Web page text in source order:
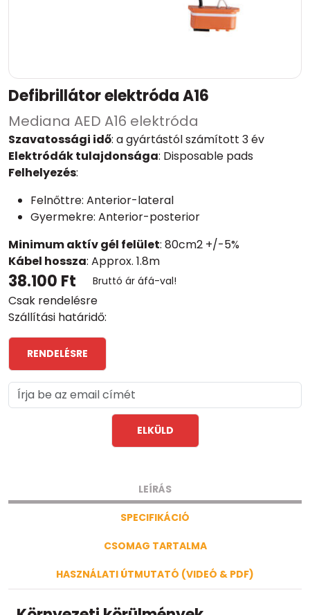
Defibrillátor elektróda A16
Mediana AED A16 elektróda
Szavatossági idő: a gyártástól számított 3 év
Elektródák tulajdonsága: Disposable pads
Felhelyezés:
Felnőttre: Anterior-lateral
Gyermekre: Anterior-posterior
Minimum aktív gél felület: 80cm2 +/-5%
Kábel hossza: Approx. 1.8m
38.100 Ft Bruttó ár áfá-val!
Csak rendelésre
Szállítási határidő:
RENDELÉSRE
ELKÜLD
LEÍRÁS
SPECIFIKÁCIÓ
CSOMAG TARTALMA
HASZNÁLATI ÚTMUTATÓ (VIDEÓ & PDF)